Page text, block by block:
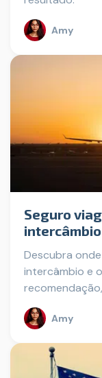
Amy
Seguro
intercâmbio
Descubra
intercâmbio e
Amy